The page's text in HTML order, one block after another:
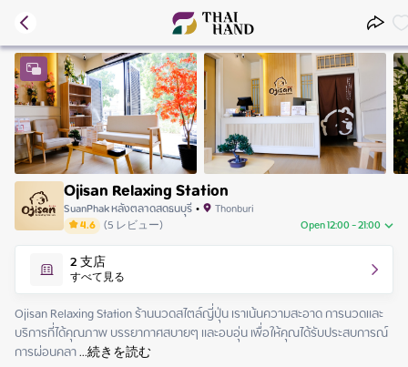
Ojisan Relaxing Station
SuanPhak หลังตลาดสดธนบุรี• Thonburi
4.6 (5 レビュー) Open 12:00 - 21:00
Friday 12:00 - 21:00
Saturday 12:00 - 21:00
Sunday 12:00 - 21:00
Monday 12:00 - 21:00
Tuesday 12:00 - 21:00
Wednesday
2支店
すべて見る
Ojisan Relaxing Station ร้านนวดสไตล์ญี่ปุ่น เราเน้นความสะอาด การนวดและ
บริการที่ได้คุณภาพ บรรยากาศสบายๆ และอบอุ่น เพื่อให้คุณได้รับประสบการณ์
การผ่อนคลา ...続きを読む